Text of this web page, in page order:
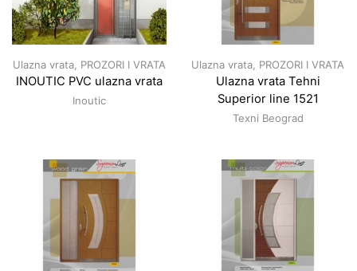
Ulazna vrata PROZORI I VRATA
INOUTIC PVC ulazna vrata
Inoutic
Ulazna vrata PROZORI I VRATA
Ulazna vrata Tehni
Superior line 1521
Texni Beograd